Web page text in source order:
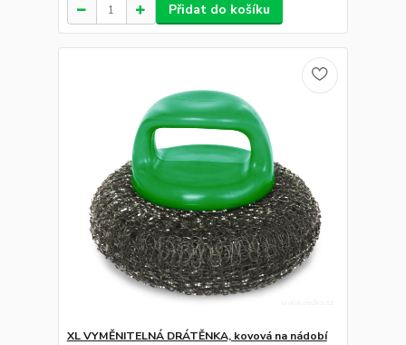
Přidat do košíku
XL VYMĚNITELNÁ DRÁTĚNKA, kovová na nádobí